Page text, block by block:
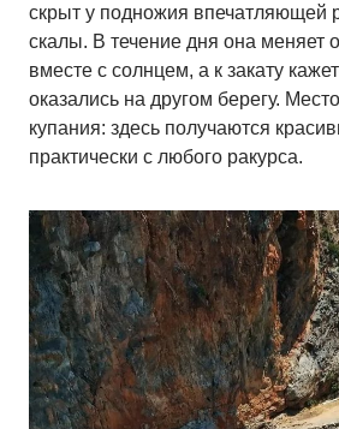
скрыт у подножия впечатляющей
скалы. В течение дня она меняет
вместе с солнцем, а к закату
оказались на другом берегу.
купания: здесь получаются
практически с любого ракурса.